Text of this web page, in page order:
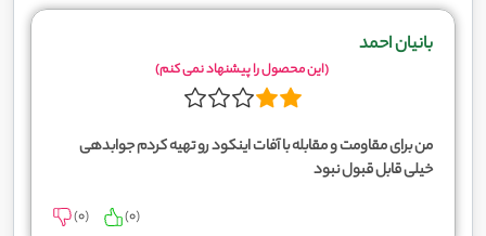
بانیان احمد
(این محصول را پیشنهاد نمی کنم)
من برای مقاومت و مقابله با آفات اینکود رو تهیه کردم جوابدهی
خیلی قابل قبول نبود
(
0
) (
0
)